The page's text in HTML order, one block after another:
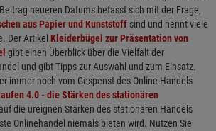
neueren Datums befasst sich mit der Frage,
aus Papier und Kunststoff sind und nennt viele
Der Artikel Kleiderbügel zur Präsentation von
gibt einen Überblick über die Vielfalt der
und gibt Tipps zur Auswahl und zum Einsatz.
immer noch vom Gespenst des Online-Handels
4.0 - die Stärken des stationären
die ureignen Stärken des stationären Handels
Onlinehandel niemals bieten wird. Nutzen Sie